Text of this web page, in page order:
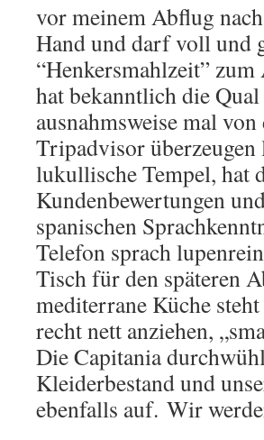
vor meinem Abflug
Hand und darf voll und
“Henkersmahlzeit”
hat bekanntlich die
ausnahmsweise mal
Tripadvisor überzeugen
lukullische Tempel, hat
Kundenbewertungen
spanischen
Telefon sprach
Tisch für den späteren
mediterrane Küche
recht nett anziehen,
Die Capitania
Kleiderbestand und
ebenfalls auf. Wir